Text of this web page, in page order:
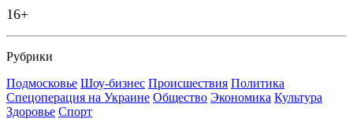
16+
Рубрики
Подмосковье Шоу-бизнес Происшествия Политика
Спецоперация на Украине Общество Экономика Культура
Здоровье Спорт